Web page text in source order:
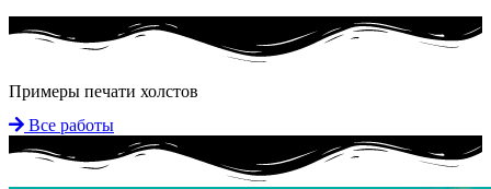
Примеры печати холстов
Все работы